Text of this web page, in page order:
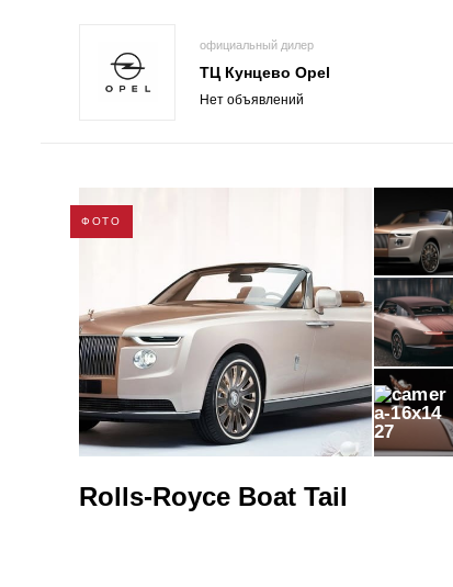
официальный дилер
ТЦ Кунцево Opel
Нет объявлений
ФОТО
27
Rolls-Royce Boat Tail